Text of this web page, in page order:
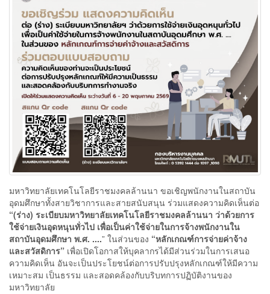
มหาวิทยาลัยเทคโนโลยีราชมงคลล้านนา ขอเชิญพนักงานในสถาบัน
อุดมศึกษาทั้งสายวิชาการและสายสนับสนุน ร่วมแสดงความคิดเห็นต่อ
“(ร่าง) ระเบียบมหาวิทยาลัยเทคโนโลยีราชมงคลล้านนา ว่าด้วยการ
ใช้จ่ายเงินอุดหนุนทั่วไป เพื่อเป็นค่าใช้จ่ายในการจ้างพนักงานใน
สถาบันอุดมศึกษา พ.ศ. ....” ในส่วนของ “หลักเกณฑ์การจ่ายค่าจ้าง
และสวัสดิการ” เพื่อเปิดโอกาสให้บุคลากรได้มีส่วนร่วมในการเสนอ
ความคิดเห็น อันจะเป็นประโยชน์ต่อการปรับปรุงหลักเกณฑ์ให้มีความ
เหมาะสม เป็นธรรม และสอดคล้องกับบริบทการปฏิบัติงานของ
มหาวิทยาลัย